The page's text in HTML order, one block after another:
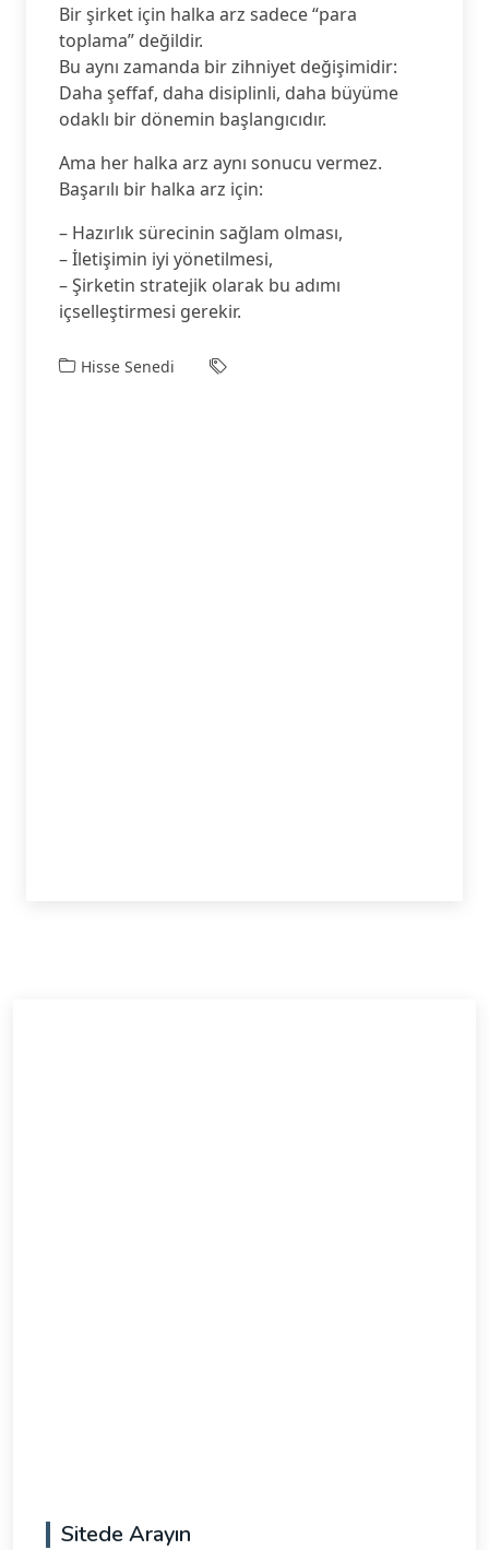
Bir şirket için halka arz sadece “para
toplama” değildir.
Bu aynı zamanda bir zihniyet değişimidir:
Daha şeffaf, daha disiplinli, daha büyüme
odaklı bir dönemin başlangıcıdır.
Ama her halka arz aynı sonucu vermez.
Başarılı bir halka arz için:
– Hazırlık sürecinin sağlam olması,
– İletişimin iyi yönetilmesi,
– Şirketin stratejik olarak bu adımı
içselleştirmesi gerekir.
Hisse Senedi
Sitede Arayın